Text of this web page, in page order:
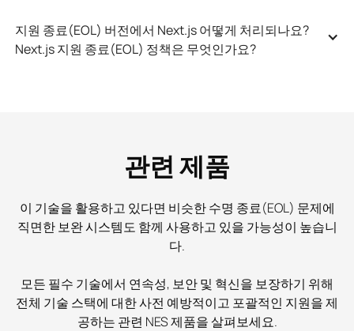
지원 종료(EOL) 버전에서 Next.js 어떻게 처리되나요?
Next.js 지원 종료(EOL) 정책은 무엇인가요?
관련 제품
이 기술을 활용하고 있다면 비슷한 수명 종료(EOL) 문제에
직면한 보완 시스템도 함께 사용하고 있을 가능성이 높습니
다.
모든 필수 기술에서 연속성, 보안 및 혁신을 보장하기 위해
전체 기술 스택에 대한 사전 예방적이고 포괄적인 지원을 제
공하는 관련 NES 제품을 살펴보세요.